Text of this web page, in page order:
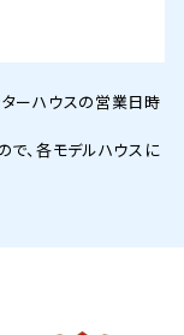
ーハウスの営業日時
、各モデルハウスに